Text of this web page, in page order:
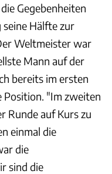
Gegebenheiten
Hälfte zur
Weltmeister war
Mann auf der
bereits im ersten
Position. "Im zweiten
Runde auf Kurs zu
einmal die
die
sind die